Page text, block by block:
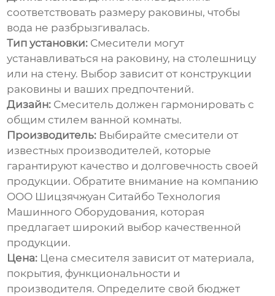
соответствовать размеру раковины, чтобы
вода не разбрызгивалась.
Тип установки: Смесители могут
устанавливаться на раковину, на столешницу
или на стену. Выбор зависит от конструкции
раковины и ваших предпочтений.
Дизайн: Смеситель должен гармонировать с
общим стилем ванной комнаты.
Производитель: Выбирайте смесители от
известных производителей, которые
гарантируют качество и долговечность своей
продукции. Обратите внимание на компанию
ООО Шицзячжуан Ситайбо Технология
Машинного Оборудования, которая
предлагает широкий выбор качественной
продукции.
Цена: Цена смесителя зависит от материала,
покрытия, функциональности и
производителя. Определите свой бюджет